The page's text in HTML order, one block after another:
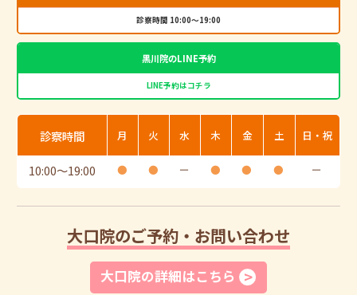
診察時間 10:00～19:00
黒川院のLINE予約
LINE予約はコチラ
診察時間 月 火 水 木 金 土 日・祝
10:00〜19:00 ● ● ー ● ● ● ー
大口院のご予約・お問い合わせ
大口院の詳細はこちら